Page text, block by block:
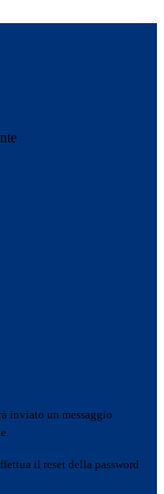
inviato un messaggio
il reset della password